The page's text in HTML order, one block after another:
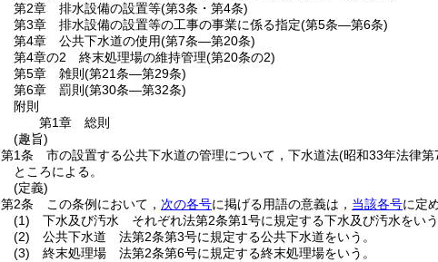
第2章
排水設備の設置等(第3条・第4条)
第3章
排水設備の設置等の工事の事業に係る指定(第5条―第6条)
第4章
公共下水道の使用(第7条―第20条)
第4章の2
終末処理場の維持管理(第20条の2)
第5章
雑則 (第21条―第29条)
第6章
罰則 (第30条―第32条)
附則
第1章
総則
(趣旨)
第1条
市の設置する公共下水道の管理について，下水道法(昭和33年法律
ところによる。
(定義)
第2条
この条例において， 次の各号に掲げる用語の意義は， 当該各号に定
(1)
下水及び汚水 それぞれ法第2条第1号に規定する下水及び汚水をいう
(2)
公共下水道 法第2条第3号に規定する公共下水道をいう。
(3)
終末処理場 法第2条第6号に規定する終末処理場をいう。